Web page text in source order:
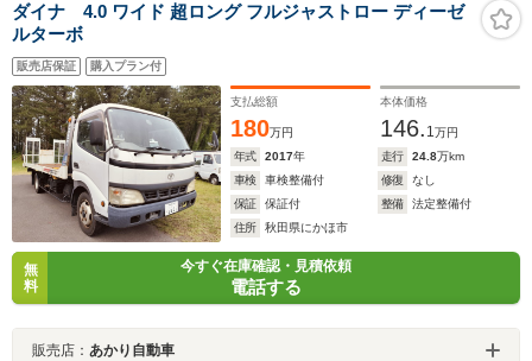
ダイナ 4.0 ワイド 超ロング フルジャストロー ディーゼ
ルターボ
販売店保証 購入プラン付
支払総額
180万円
本体価格
146. 1万円
年式
2017年 走行 24.8万km
車検
車検整備付 修復
なし
保証
保証付 整備
法定整備付
住所
秋田県にかほ市
無
料
今すぐ在庫確認・見積依頼
電話する
販売店： あかり自動車